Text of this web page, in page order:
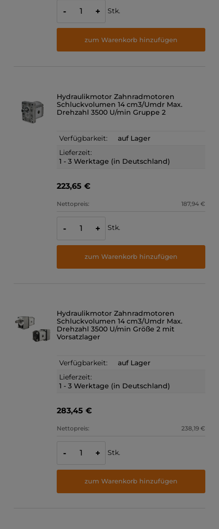
- + Stk.
zum Warenkorb hinzufügen
Hydraulikmotor Zahnradmotoren
Schluckvolumen 14 cm3/Umdr Max.
Drehzahl 3500 U/min Gruppe 2
Verfügbarkeit:
auf Lager
Lieferzeit:
1 - 3 Werktage (in Deutschland)
223,65 €
Nettopreis: 187,94 €
- + Stk.
zum Warenkorb hinzufügen
Hydraulikmotor Zahnradmotoren
Schluckvolumen 14 cm3/Umdr Max.
Drehzahl 3500 U/min Größe 2 mit
Vorsatzlager
Verfügbarkeit:
auf Lager
Lieferzeit:
1 - 3 Werktage (in Deutschland)
283,45 €
Nettopreis: 238,19 €
- + Stk.
zum Warenkorb hinzufügen